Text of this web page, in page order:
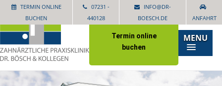
TERMIN ONLINE
BUCHEN
07231 -
440128
INFO@DR-
BOESCH.DE
ANFAHRT
Termin online
buchen
MENU